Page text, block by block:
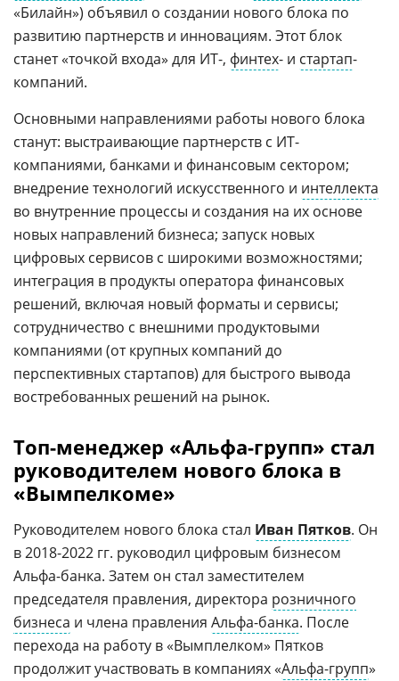
«Билайн») объявил о создании нового блока по
развитию партнерств и инновациям. Этот блок
станет «точкой входа» для ИТ-, финтех- и стартап-
компаний.
Основными направлениями работы нового блока
станут: выстраивающие партнерств с ИТ-
компаниями, банками и финансовым сектором;
внедрение технологий искусственного и интеллекта
во внутренние процессы и создания на их основе
новых направлений бизнеса; запуск новых
цифровых сервисов с широкими возможностями;
интеграция в продукты оператора финансовых
решений, включая новый форматы и сервисы;
сотрудничество с внешними продуктовыми
компаниями (от крупных компаний до
перспективных стартапов) для быстрого вывода
востребованных решений на рынок.
Топ-менеджер «Альфа-групп» стал
руководителем нового блока в
«Вымпелкоме»
Руководителем нового блока стал Иван Пятков. Он
в 2018-2022 гг. руководил цифровым бизнесом
Альфа-банка. Затем он стал заместителем
председателя правления, директора розничного
бизнеса и члена правления Альфа-банка. После
перехода на работу в «Вымплелком» Пятков
продолжит участвовать в компаниях «Альфа-групп»